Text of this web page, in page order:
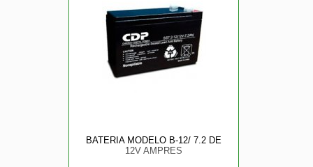
BATERIA MODELO B-12/ 7.2 DE
12V AMPRES